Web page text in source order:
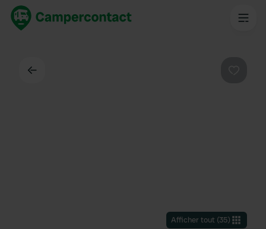
Afficher tout(35)